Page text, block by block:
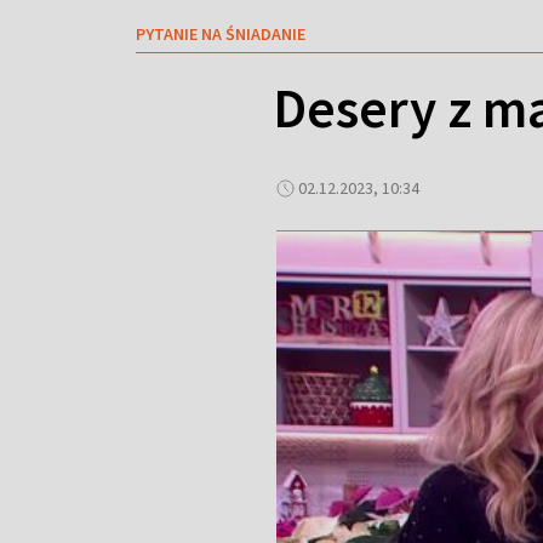
PYTANIE NA ŚNIADANIE
Desery z
02.12.2023, 10:34